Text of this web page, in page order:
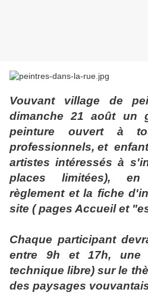
Vouvant village de
dimanche 21 août un
peinture ouvert à
professionnels, et
artistes intéressés à
places limitées), en
règlement et la fiche
site ( pages Accueil et
Chaque participant
entre 9h et 17h, une
technique libre) sur le
des paysages